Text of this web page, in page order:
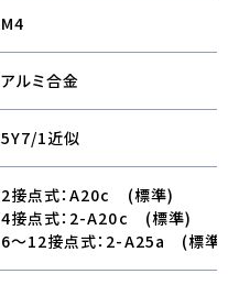
M4
アルミ合金
5Y7/1近似
2接点式：A20c (標準)
4接点式：2-A20c (標準)
6～12接点式：2-A25a (標準)